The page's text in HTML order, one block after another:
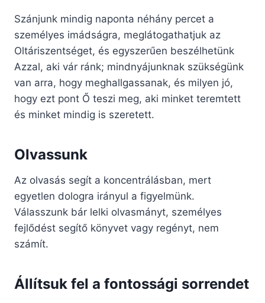
Szánjunk mindig naponta néhány percet a
személyes imádságra, meglátogathatjuk az
Oltáriszentséget, és egyszerűen beszélhetünk
Azzal, aki vár ránk; mindnyájunknak szükségünk
van arra, hogy meghallgassanak, és milyen jó,
hogy ezt pont Ő teszi meg, aki minket teremtett
és minket mindig is szeretett.
Olvassunk
Az olvasás segít a koncentrálásban, mert
egyetlen dologra irányul a figyelmünk.
Válasszunk bár lelki olvasmányt, személyes
fejlődést segítő könyvet vagy regényt, nem
számít.
Állítsuk fel a fontossági sorrendet